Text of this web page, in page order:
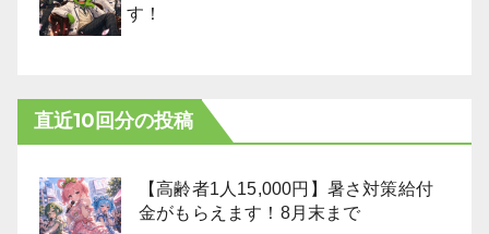
す！
直近10回分の投稿
【高齢者1人15,000円】暑さ対策給付
金がもらえます！8月末まで